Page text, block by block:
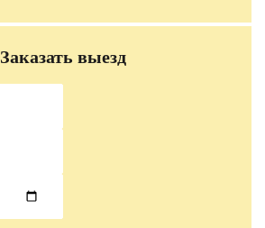
Заказать выезд